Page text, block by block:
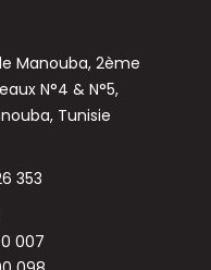
Manouba, 2ème
N°4 & N°5,
Tunisie
353
007